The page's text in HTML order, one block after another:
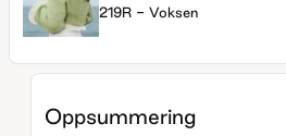
219R - Voksen
Oppsummering